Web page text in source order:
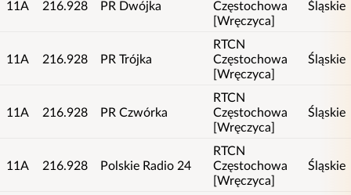
11A 216.928 PR Dwójka
Częstochowa
[Wręczyca]
Śląskie
11A 216.928 PR Trójka
RTCN
Częstochowa
[Wręczyca]
Śląskie
11A 216.928 PR Czwórka
RTCN
Częstochowa
[Wręczyca]
Śląskie
11A 216.928 Polskie Radio 24
RTCN
Częstochowa
[Wręczyca]
Śląskie